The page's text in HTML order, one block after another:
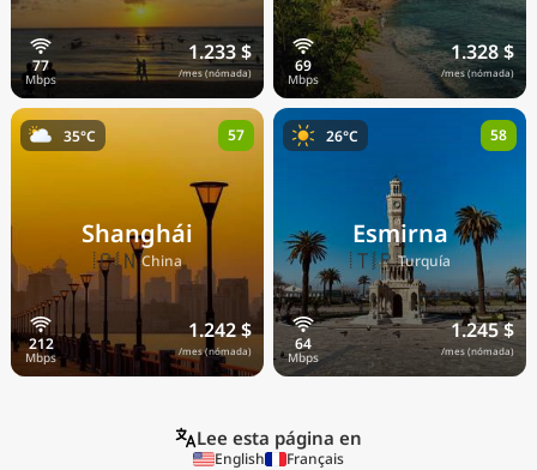
1.233 $
/mes (nómada)
1.328 $
/mes (nómada)
Shanghái
🇨🇳China
1.242 $
/mes (nómada)
35°C 57
Esmirna
🇹🇷Turquía
1.245 $
/mes (nómada)
26°C 58
Lee esta página en
English Français